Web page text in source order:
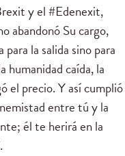
y el #Edenexit,
abandonó Su cargo,
la salida sino para
humanidad caída, la
el precio. Y así cumplió
entre tú y la
él te herirá en la